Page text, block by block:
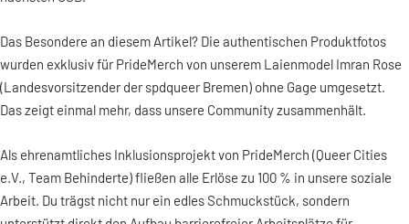
Das Besondere an diesem Artikel? Die authentischen Produktfotos
wurden exklusiv für PrideMerch von unserem Laienmodel Imran Rose
(Landesvorsitzender der spdqueer Bremen) ohne Gage umgesetzt.
Das zeigt einmal mehr, dass unsere Community zusammenhält.
Als ehrenamtliches Inklusionsprojekt von PrideMerch (Queer Cities
e.V., Team Behinderte) fließen alle Erlöse zu 100 % in unsere soziale
Arbeit. Du trägst nicht nur ein edles Schmuckstück, sondern